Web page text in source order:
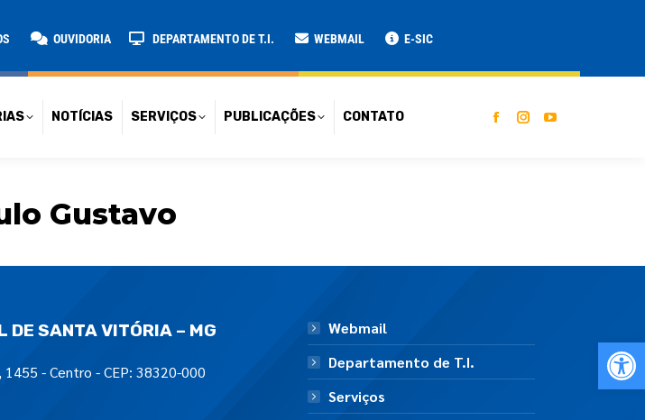
OUVIDORIA DEPARTAMENTO DE T.I. WEBMAIL E-SIC
NOTÍCIAS SERVIÇOS PUBLICAÇÕES CONTATO
Gustavo
DE SANTA VITÓRIA – MG
- Centro - CEP: 38320-000
Webmail
Departamento de T.I.
Serviços